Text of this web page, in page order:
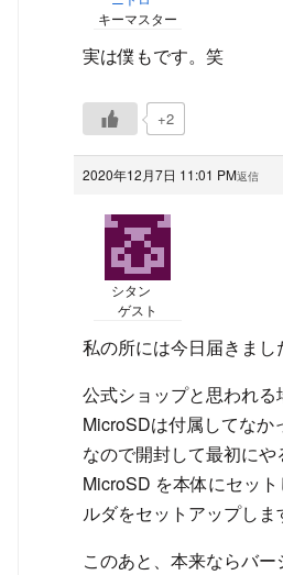
キーマスター
実は僕もです。笑
+2
2020年12月7日 11:01 PM返信
シタン
ゲスト
私の所には今日届きまし
公式ショップと思われる
MicroSDは付属してなか
なので開封して最初に
MicroSD を本体にセッ
ルダをセットアップしま
このあと、本来ならバ